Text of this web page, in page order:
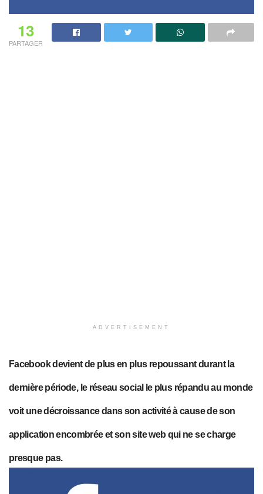
13
PARTAGER
ADVERTISEMENT
Facebook devient de plus en plus repoussant durant la
dernièrepériode, le réseau social le plus répandu au monde
voit une décroissance dans son activité à cause de son
application encombrée et son site web qui ne se charge
presquepas.